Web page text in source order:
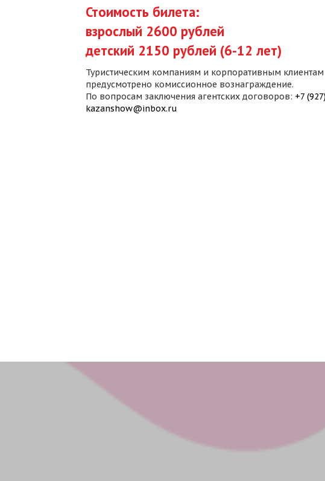
Стоимость билета:
взрослый 2600 рублей
детский 2150 рублей (6-12 лет)
Туристическим компаниям и корпоративным клиентам
предусмотрено комиссионное вознаграждение.
По вопросам заключения агентских договоров: +7
kazanshow@inbox.ru